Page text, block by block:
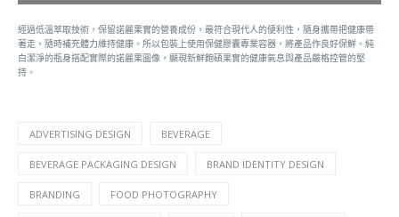
經過低溫萃取技術，保留諾麗果實的營養成份，最符合現代人的便利性，隨身攜帶把健康帶
著走，隨時補充體力維持健康。所以包裝上使用保健膠囊專業容器，將產品作良好保鮮。純
白潔淨的瓶身搭配實際的諾麗果圖像，顯現新鮮飽碩果實的健康氣息與產品嚴格控管的堅
持。
ADVERTISING DESIGN BEVERAGE
BEVERAGE PACKAGING DESIGN BRAND IDENTITY DESIGN
BRANDING FOOD PHOTOGRAPHY